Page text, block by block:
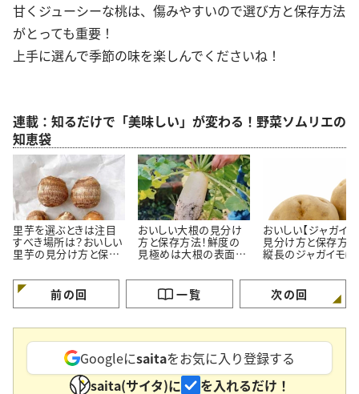
甘くジューシーな桃は、傷みやすいので選び方と保存方法
がとっても重要！
上手に選んで季節の味を楽しんでくださいね！
連載：知るだけで「美味しい」が変わる！野菜ソムリエの
知恵袋
里芋を選ぶときは注目
すべき場所は？おいしい
里芋の見分け方と保存
ごまの知恵袋
おいしい大根の見分け
方と保存方法！鮮度の
見極めは大根の表面＃
知恵袋
おいしい【ジャガイモ
見分け方と保存方
縦長のジャガイモは
ソムリエいけごまの
袋
前の回 一覧 次の回
Googleにsaitaをお気に入り登録する
saita(サイタ)に
を入れるだけ！